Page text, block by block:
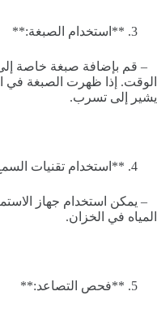
**استخدام الصبغة:**
– قم بإضافة صبغة خاصة
الوقت. إذا ظهرت الصبغة في
يشير إلى تسرب.
**استخدام تقنيات
– يمكن استخدام جهاز
المياه في الخزان.
**فحص التصاعد:**